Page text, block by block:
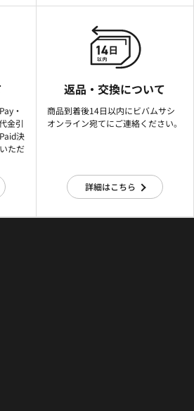
・
金引
決
ただ
返品・交換について
商品到着後14日以内にビバムサシ
オンライン宛てにご連絡ください。
詳細はこちら